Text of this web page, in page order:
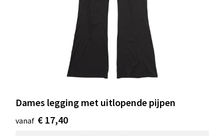
Dames legging met uitlopende pijpen
vanaf € 17,40